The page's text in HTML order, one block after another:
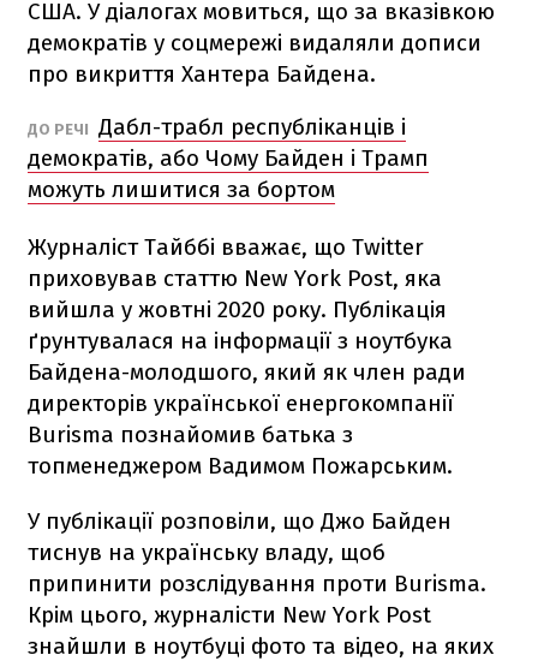
США. У діалогах мовиться, що за вказівкою
демократів у соцмережі видаляли дописи
про викриття Хантера Байдена.
ДО РЕЧІ Дабл-трабл республіканців і
демократів, або Чому Байден і Трамп
можуть лишитися за бортом
Журналіст Тайббі вважає, що Twitter
приховував статтю New York Post, яка
вийшла у жовтні 2020 року. Публікація
ґрунтувалася на інформації з ноутбука
Байдена-молодшого, який як член ради
директорів української енергокомпанії
Burisma познайомив батька з
топменеджером Вадимом Пожарським.
У публікації розповіли, що Джо Байден
тиснув на українську владу, щоб
припинити розслідування проти Burisma.
Крім цього, журналісти New York Post
знайшли в ноутбуці фото та відео, на яких